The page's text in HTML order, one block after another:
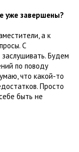
уже завершены?
а к
С
Будем
по поводу
что какой-то
Просто
быть не